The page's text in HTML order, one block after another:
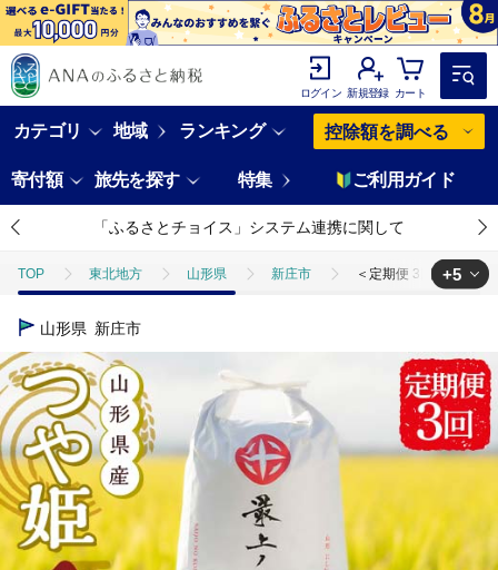
ログイン 新規登録 カート
カテゴリ 地域 ランキング 控除額を調べる
寄付額 旅先を探す 特集 ご利用ガイド
「ふるさとチョイス」システム連携に関して
TOP 東北地方 山形県 新庄市 ＜定期便 3回＞ 令和7
TOP
TOP 米・穀物 ＜定期便 3回＞ 令和7年産 つや姫 5kg×2
TOP 米・穀物 ＜定期便 3回＞ 令和7年産
TOP 米・穀物 米 つや姫 ＜定期便 3回＞ 令和7年産
TOP 定期便 ＜定期便 3回＞ 令和7年産 つや姫 5kg×2 計10kg 精
+5
山形県 新庄市